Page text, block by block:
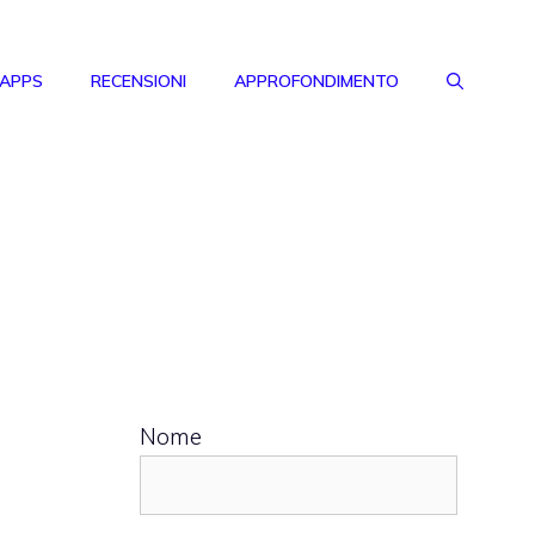
RECENSIONI APPROFONDIMENTO
Nome